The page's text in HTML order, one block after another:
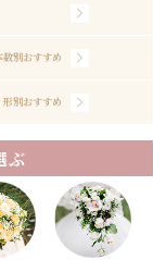
数別おすすめ
形別おすすめ
ぶ